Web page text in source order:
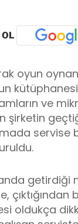
OL
oyun
ve
şirketin
servise
getirdiği
çıktığından
oldukça